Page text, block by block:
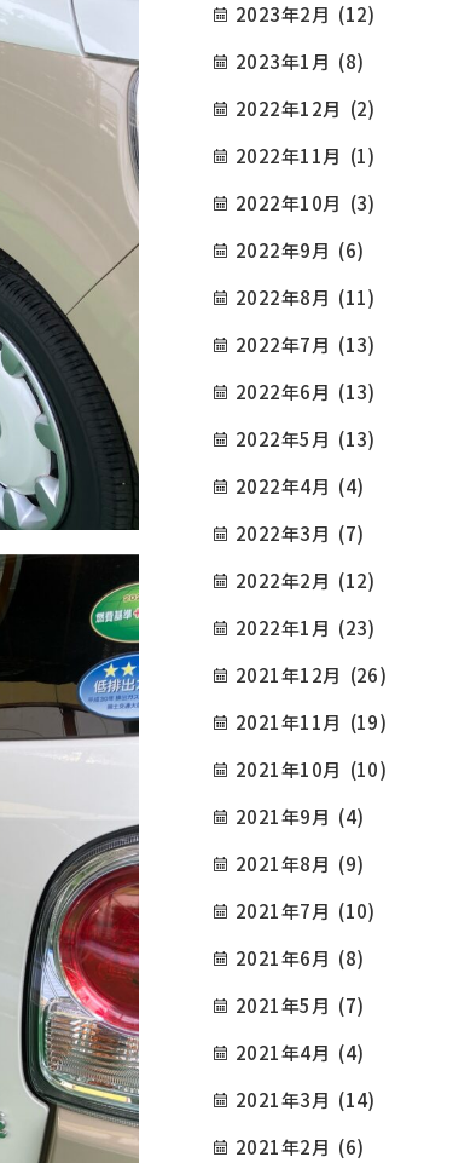
2023年2月 (12)
2023年1月 (8)
2022年12月 (2)
2022年11月 (1)
2022年10月 (3)
2022年9月 (6)
2022年8月 (11)
2022年7月 (13)
2022年6月 (13)
2022年5月 (13)
2022年4月 (4)
2022年3月 (7)
2022年2月 (12)
2022年1月 (23)
2021年12月 (26)
2021年11月 (19)
2021年10月 (10)
2021年9月 (4)
2021年8月 (9)
2021年7月 (10)
2021年6月 (8)
2021年5月 (7)
2021年4月 (4)
2021年3月 (14)
2021年2月 (6)